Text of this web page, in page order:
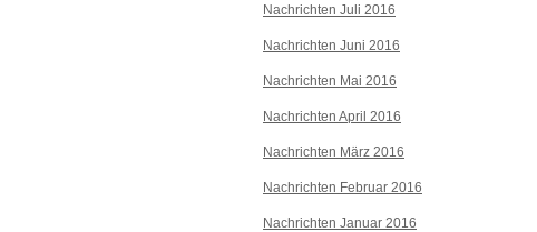
Nachrichten Juli 2016
Nachrichten Juni 2016
Nachrichten Mai 2016
Nachrichten April 2016
Nachrichten März 2016
Nachrichten Februar 2016
Nachrichten Januar 2016